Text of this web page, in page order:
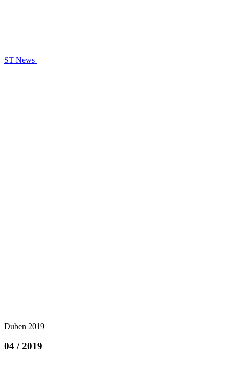
ST News
Duben 2019
04 / 2019